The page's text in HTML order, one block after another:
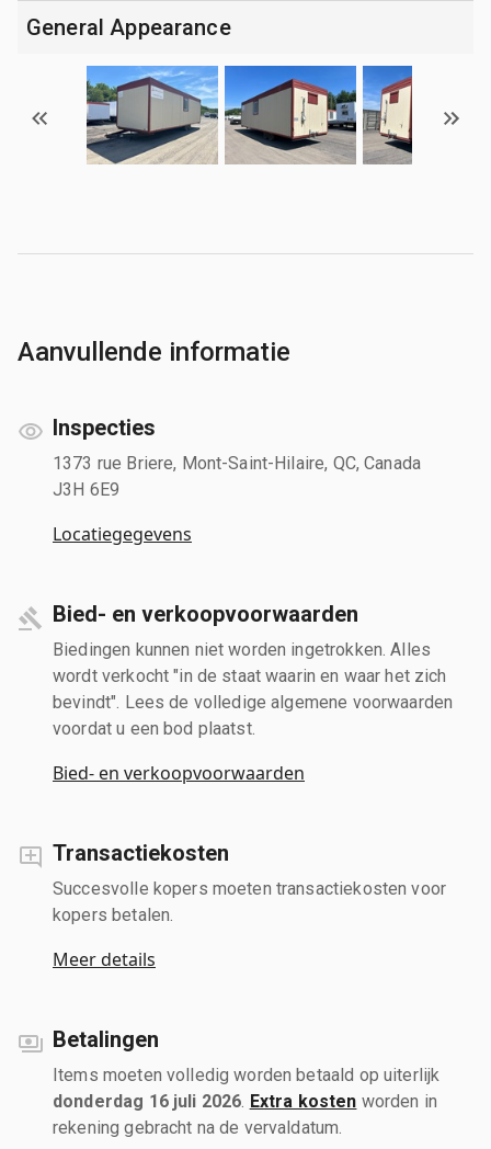
General Appearance
Aanvullende informatie
Inspecties
1373 rue Briere, Mont-Saint-Hilaire, QC, Canada
J3H 6E9
Locatiegegevens
Bied- en verkoopvoorwaarden
Biedingen kunnen niet worden ingetrokken. Alles
wordt verkocht "in de staat waarin en waar het zich
bevindt". Lees de volledige algemene voorwaarden
voordat u een bod plaatst.
Bied- en verkoopvoorwaarden
Transactiekosten
Succesvolle kopers moeten transactiekosten voor
kopers betalen.
Meer details
Betalingen
Items moeten volledig worden betaald op uiterlijk
donderdag 16 juli 2026 Extra kosten worden in
rekening gebracht na de vervaldatum.